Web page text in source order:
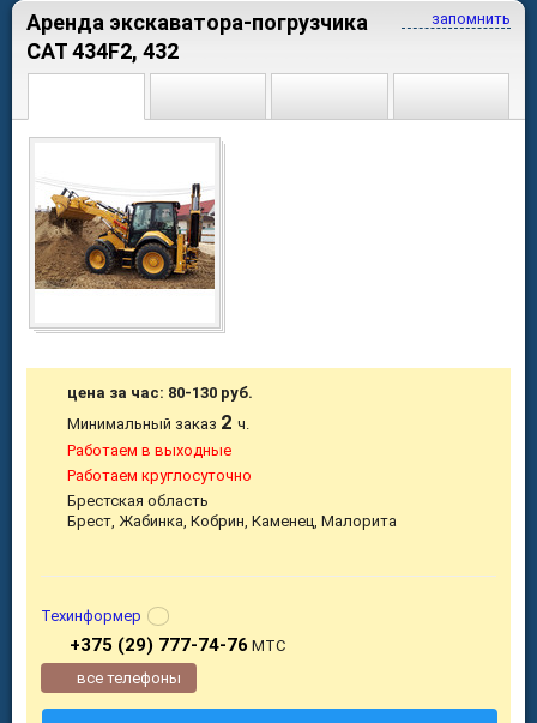
запомнить
Аренда экскаватора-погрузчика
CAT 434F2, 432
цена за час: 80-130 руб.
Минимальный заказ 2ч.
Работаем в выходные
Работаем круглосуточно
Брестская область
Брест, Жабинка, Кобрин, Каменец, Малорита
Техинформер
+375 (29) 777-74-76 МТС
все телефоны